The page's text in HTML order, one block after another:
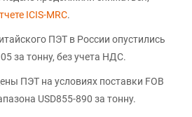
ICIS-MRC.
ПЭТ в России опустились
за тонну, без учета НДС.
ПЭТ на условиях поставки FOB
USD855-890 за тонну.